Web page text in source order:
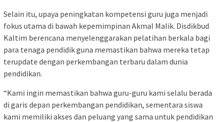
Selain itu, upaya peningkatan kompetensi guru juga menjadi
fokus utama di bawah kepemimpinan Akmal Malik. Disdikbud
Kaltim berencana menyelenggarakan pelatihan berkala bagi
para tenaga pendidik guna memastikan bahwa mereka tetap
terupdate dengan perkembangan terbaru dalam dunia
pendidikan.
“Kami ingin memastikan bahwa guru-guru kami selalu berada
di garis depan perkembangan pendidikan, sementara siswa
kami memiliki akses dan peluang yang sama untuk pendidikan